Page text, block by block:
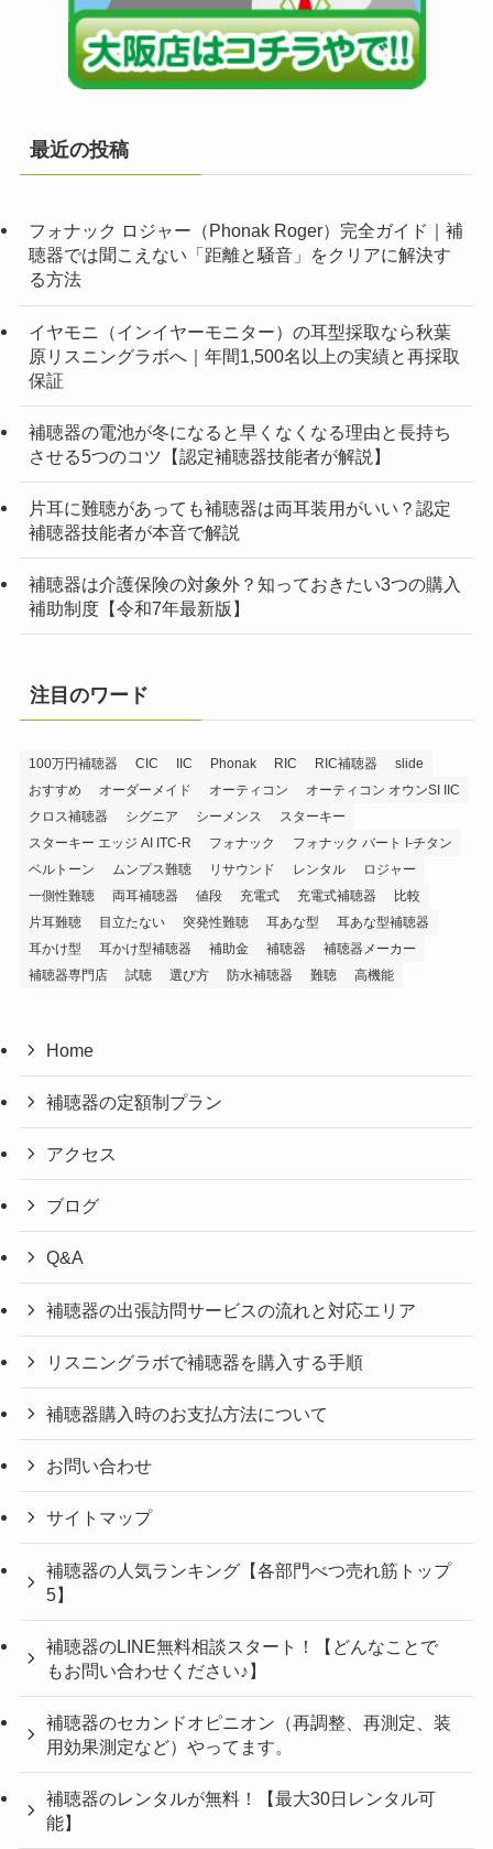
最近の投稿
フォナック ロジャー（Phonak Roger）完全ガイド｜補
聴器では聞こえない「距離と騒音」をクリアに解決す
る方法
イヤモニ（インイヤーモニター）の耳型採取なら秋葉
原リスニングラボへ｜年間1,500名以上の実績と再採取
保証
補聴器の電池が冬になると早くなくなる理由と長持ち
させる5つのコツ【認定補聴器技能者が解説】
片耳に難聴があっても補聴器は両耳装用がいい？認定
補聴器技能者が本音で解説
補聴器は介護保険の対象外？知っておきたい3つの購入
補助制度【令和7年最新版】
注目のワード
100万円補聴器 CIC IIC Phonak RIC RIC補聴器
slide
おすすめ
オーダーメイド オーティコン
オーティコン オウンSI IIC
クロス補聴器
シグニア シーメンス
スターキー
スターキー エッジ AI ITC-R
フォナック
フォナック バート I-チタン
ベルトーン
ムンプス難聴 リサウンド レンタル
ロジャー
一側性難聴
両耳補聴器 値段 充電式 充電式補聴器
比較
片耳難聴
目立たない 突発性難聴 耳あな型
耳あな型補聴器
耳かけ型
耳かけ型補聴器 補助金 補聴器
補聴器メーカー
補聴器専門店
試聴 選び方 防水補聴器 難聴 高機能
Home
補聴器の定額制プラン
アクセス
ブログ
Q&A
補聴器の出張訪問サービスの流れと対応エリア
リスニングラボで補聴器を購入する手順
補聴器購入時のお支払方法について
お問い合わせ
サイトマップ
補聴器の人気ランキング【各部門べつ売れ筋トップ
5】
補聴器のLINE無料相談スタート！【どんなことで
もお問い合わせください♪】
補聴器のセカンドオピニオン（再調整、再測定、装
用効果測定など）やってます。
補聴器のレンタルが無料！【最大30日レンタル可
能】